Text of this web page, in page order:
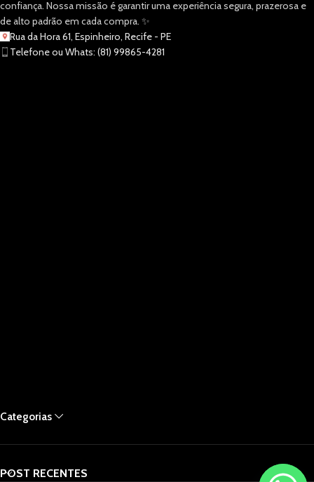
confiança. Nossa missão é garantir uma experiência segura, prazerosa e
de alto padrão em cada compra. ✨
Rua da Hora 61, Espinheiro, Recife - PE
Telefone ou Whats: (81) 99865-4281
Categorias
POST RECENTES